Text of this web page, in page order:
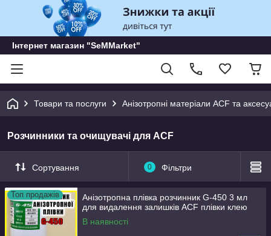
Інтернет магазин "SeMMarket"
Товари та послуги Анізотропні матеріали ACF та
Розчинники та очищувачі для ACF
Сортування 0 Фільтри
Топ продажів
Анізотропна плівка розчинник G-450 3 мл
для видалення залишків ACF плівки клею
В наявності